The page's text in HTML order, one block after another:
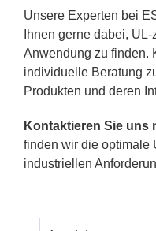
Unsere Experten bei
Ihnen gerne dabei,
Anwendung zu finden.
individuelle Beratung
Produkten und deren
Kontaktieren Sie uns
finden wir die optimale
industriellen